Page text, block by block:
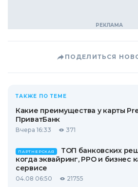
ПОДЕЛИТЬСЯ
ТАКЖЕ ПО ТЕМЕ
Какие преимущества у карты
ПриватБанк
Вчера 16:33 371
ПАРТНЕРСКАЯ
ТОП банковских
когда эквайринг, РРО и бизнес
сервисе
04.08 06:50 21755